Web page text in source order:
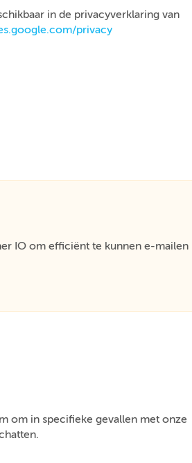
in de privacyverklaring van
privacy
IO om efficiënt te kunnen e-mailen
om in specifieke gevallen met onze